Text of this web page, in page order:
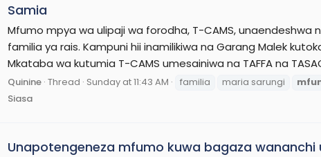
Samia
Mfumo mpya wa ulipaji wa forodha, T-CAMS, unaendeshwa
familia ya rais. Kampuni hii inamilikiwa na Garang Malek
Mkataba wa kutumia T-CAMS umesainiwa na TAFFA na
Quinine Thread Sunday at 11:43 AM familia maria sarungi
Siasa
Unapotengeneza mfumo kuwa bagaza